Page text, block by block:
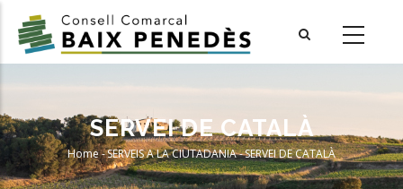
main
SERVEI DE CATALÀ
Breadcrumb
Home-SERVEIS A LA CIUTADANIA-SERVEI DE CATALÀ